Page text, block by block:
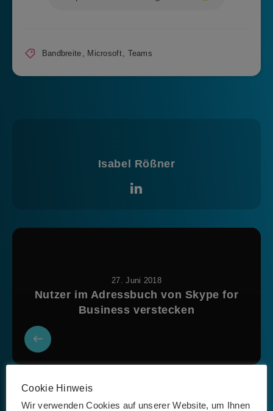
Bandbreite , Microsoft, Teams
Isabel Rößner
27. Juni 2018
Nutzer im Adressbuch von Skype for
Business verstecken
Cookie Hinweis
Wir verwenden Cookies auf unserer Website, um Ihnen